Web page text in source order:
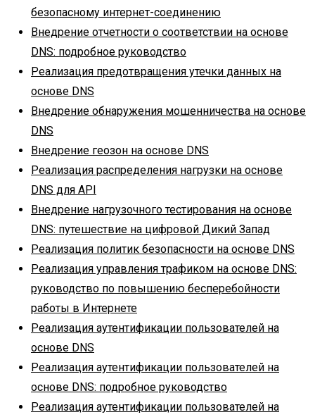
безопасному интернет-соединению
Внедрение отчетности о соответствии на основе
DNS: подробное руководство
Реализация предотвращения утечки данных на
основе DNS
Внедрение обнаружения мошенничества на основе
DNS
Внедрение геозон на основе DNS
Реализация распределения нагрузки на основе
DNS для API
Внедрение нагрузочного тестирования на основе
DNS: путешествие на цифровой Дикий Запад
Реализация политик безопасности на основе DNS
Реализация управления трафиком на основе DNS:
руководство по повышению бесперебойности
работы в Интернете
Реализация аутентификации пользователей на
основе DNS
Реализация аутентификации пользователей на
основе DNS: подробное руководство
Реализация аутентификации пользователей на